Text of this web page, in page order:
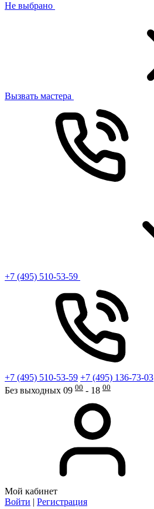
Не выбрано
Вызвать мастера
+7 (495) 510-53-59
+7 (495) 510-53-59 +7 (495) 136-73-03
Без выходных 09 00 - 18 00
Мой кабинет
Войти | Регистрация